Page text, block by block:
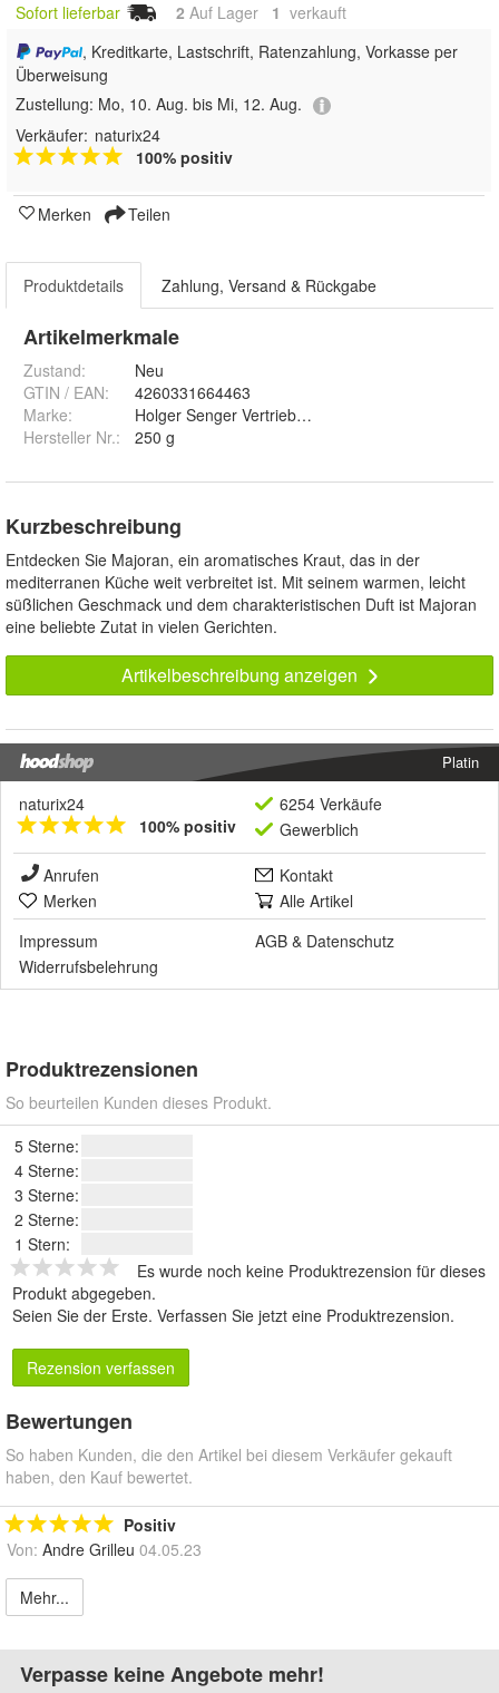
Sofort lieferbar 2 Auf Lager 1 verkauft
, Kreditkarte, Lastschrift, Ratenzahlung, Vorkasse per
Überweisung
Zustellung: Mo, 10. Aug. bis Mi, 12. Aug.
Verkäufer: naturix24
100% positiv
Merken Teilen
Produktdetails Zahlung, Versand & Rückgabe
Artikelmerkmale
Zustand:
Neu
GTIN / EAN:
4260331664463
Marke:
Holger Senger Vertrieb von Naturrohstoffen e.K.
Hersteller Nr.:
250 g
Kurzbeschreibung
Entdecken Sie Majoran, ein aromatisches Kraut, das in der
mediterranen Küche weit verbreitet ist. Mit seinem warmen, leicht
süßlichen Geschmack und dem charakteristischen Duft ist Majoran
eine beliebte Zutat in vielen Gerichten.
Artikelbeschreibung anzeigen
Platin
naturix24
100% positiv
6254 Verkäufe
Gewerblich
Anrufen
Kontakt
Merken
Alle Artikel
Impressum
AGB & Datenschutz
Widerrufsbelehrung
Produktrezensionen
So beurteilen Kunden dieses Produkt.
5 Sterne:
4 Sterne:
3 Sterne:
2 Sterne:
1 Stern:
Es wurde noch keine Produktrezension für dieses
Produkt abgegeben.
Seien Sie der Erste. Verfassen Sie jetzt eine Produktrezension.
Rezension verfassen
Bewertungen
So haben Kunden, die den Artikel bei diesem Verkäufer gekauft
haben, den Kauf bewertet.
Positiv
Von: Andre Grilleu 04.05.23
Mehr...
Verpasse keine Angebote mehr!